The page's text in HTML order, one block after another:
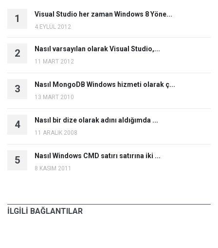
1 Visual Studio her zaman Windows 8 Yöne...
4 EYLÜL 2012
2 Nasıl varsayılan olarak Visual Studio,...
11 MART 2012
3 Nasıl MongoDB Windows hizmeti olarak ç...
13 MART 2010
4 Nasıl bir dize olarak adını aldığımda ...
11 ARALIK 2008
5 Nasıl Windows CMD satırı satırına iki ...
8 KASIM 2011
İLGİLİ BAĞLANTILAR